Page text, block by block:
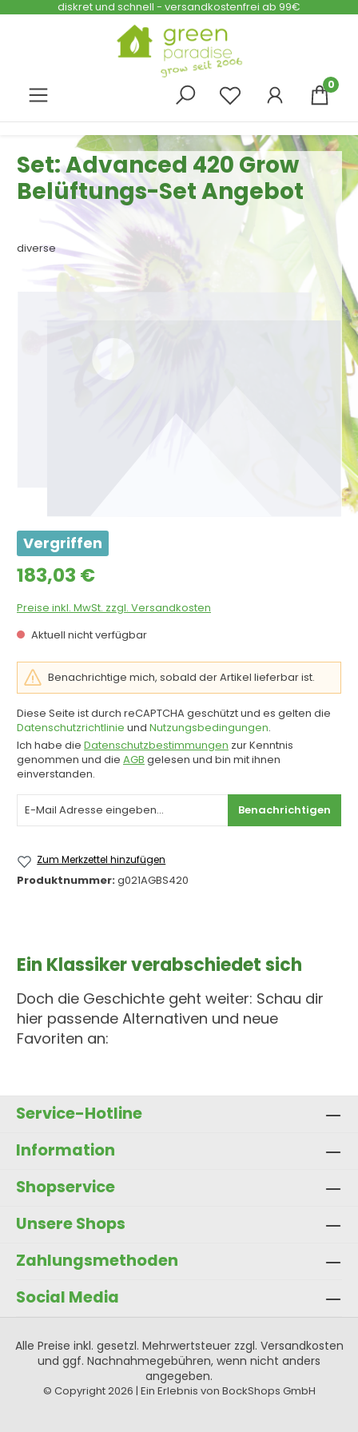
Zum Hauptinhalt springen
diskret und schnell - versandkostenfrei ab 99€
0
Set: Advanced 420 Grow
Belüftungs-Set Angebot
diverse
Bildergalerie überspringen
Vergriffen
Regulärer Preis:
183,03 €
Preise inkl. MwSt. zzgl. Versandkosten
Aktuell nicht verfügbar
Benachrichtige mich, sobald der Artikel lieferbar ist.
Diese Seite ist durch reCAPTCHA geschützt und es gelten die
Datenschutzrichtlinie und Nutzungsbedingungen.
Ich habe die Datenschutzbestimmungen zur Kenntnis
genommen und die AGB gelesen und bin mit ihnen
einverstanden.
Benachrichtigen
Zum Merkzettel hinzufügen
Produktnummer:g021AGBS420
Ein Klassiker verabschiedet sich
Doch die Geschichte geht weiter: Schau dir
hier passende Alternativen und neue
Favoriten an:
Service-Hotline
Information
Shopservice
Unsere Shops
Zahlungsmethoden
Social Media
Alle Preise inkl. gesetzl. Mehrwertsteuer zzgl. Versandkosten
und ggf. Nachnahmegebühren, wenn nicht anders
angegeben.
© Copyright 2026 | Ein Erlebnis von BockShops GmbH